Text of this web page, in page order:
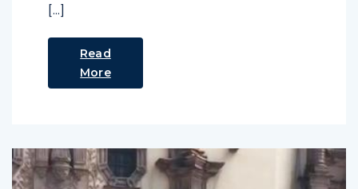
[…]
Read
More